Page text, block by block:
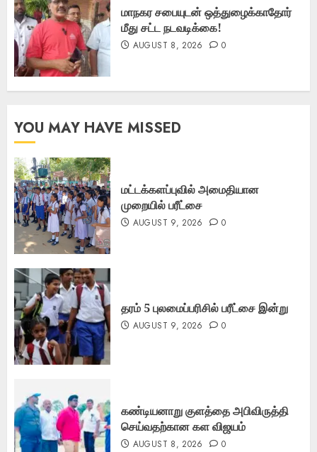
மாநகர சபையுடன் ஒத்துழைக்காதோர்
மீது சட்ட நடவடிக்கை!
AUGUST 8, 2026 0
YOU MAY HAVE MISSED
மட்டக்களப்புவில் அமைதியான
முறையில் பரீட்சை
AUGUST 9, 2026 0
தரம் 5 புலமைப்பரிசில் பரீட்சை இன்று
AUGUST 9, 2026 0
கண்டியனாறு குளத்தை அபிவிருத்தி
செய்வதற்கான கள விஜயம்
AUGUST 8, 2026 0